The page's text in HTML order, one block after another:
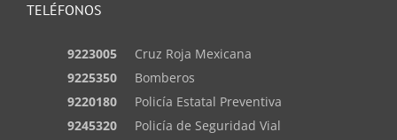
TELÉFONOS
9223005
Cruz Roja Mexicana
9225350
Bomberos
9220180
Policía Estatal Preventiva
9245320
Policía de Seguridad Vial